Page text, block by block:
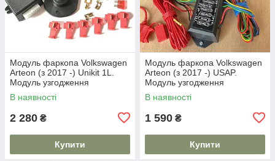
Модуль фаркопа Volkswagen
Arteon (з 2017 -) Unikit 1L.
Модуль узгодження
В наявності
2 280 ₴
Купити
Модуль фаркопа Volkswagen
Arteon (з 2017 -) USAP.
Модуль узгодження
В наявності
1 590 ₴
Купити